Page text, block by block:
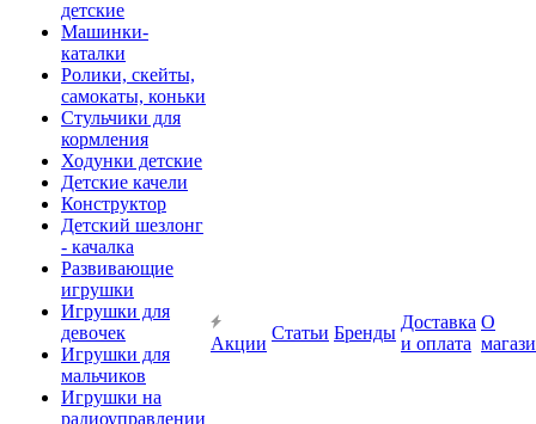
детские
Машинки-
каталки
Ролики, скейты,
самокаты, коньки
Стульчики для
кормления
Ходунки детские
Детские качели
Конструктор
Детский шезлонг
- качалка
Развивающие
игрушки
Игрушки для
девочек
Игрушки для
мальчиков
Игрушки на
радиоуправлении
Акции
Статьи Бренды
Доставка
и оплата
О